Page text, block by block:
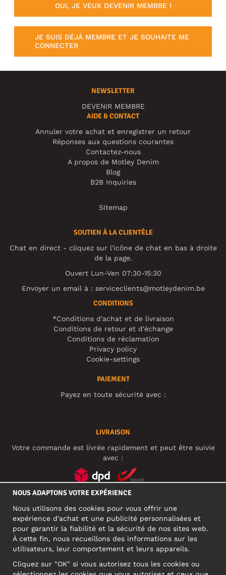
OUI, JE VEUX DEVENIR MEMBRE !
JE SUIS DÉJÀ MEMBRE ET JE SOUHAITE ME
CONNECTER
NEWSLETTER
DEVENIR MEMBRE
AIDE & CONTACT
Annuler votre achat et enregistrer un retour
Réponses aux questions courantes
Contactez-nous
A propos de Motley Denim
Blog
B2B Inquiries
Sitemap
SOUTIEN À LA CLIENTÈLE
Chat en direct - cliquez sur l'icône de chat en bas à droite
de la page.
Ouvert Lun-Ven 07:30-15:30
Envoyer un email à : serviceclients@motleydenim.be
CONDITIONS
*Conditions d'achat et de livraison
Conditions de retour et d'échange
Conditions de réclamation
Privacy policy
Cookie-settings
PAIEMENT
Payez en toute sécurité avec :
LIVRAISON
Votre commande est livrée rapidement et peut être suivie
avec :
ADRESSE PROFESSIONNELLE
Narva mnt 5, EE-10117 Tallinn
NOUS ADAPTONS VOTRE EXPÉRIENCE
Nous utilisons des cookies pour vous offrir une
expérience d'achat et une publicité personnalisées et
pour garantir la fiabilité et la sécurité de nos sites web.
À cette fin, nous recueillons des informations sur les
utilisateurs, leur comportement et leurs appareils.
Cliquez sur "OK" si vous autorisez tous les cookies ou